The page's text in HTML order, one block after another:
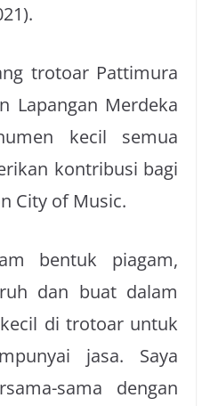
trotoar Pattimura
Lapangan Merdeka
kecil semua
kontribusi bagi
City of Music.
bentuk piagam,
dan buat dalam
di trotoar untuk
jasa. Saya
sama dengan